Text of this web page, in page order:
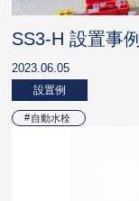
SS3-H 設置事例
2023.06.05
設置例
自動水栓